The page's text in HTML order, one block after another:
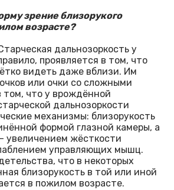
зрение близорукого
возрасте?
дальнозоркость у
проявляется в том, что
видеть даже вблизи. Им
или очки со сложными
том, что у врождённой
дальнозоркости
механизмы: близорукость
формой глазной камеры, а
увеличением жёсткости
управляющих мышц.
что в некоторых
близорукость в той или иной
в пожилом возрасте.